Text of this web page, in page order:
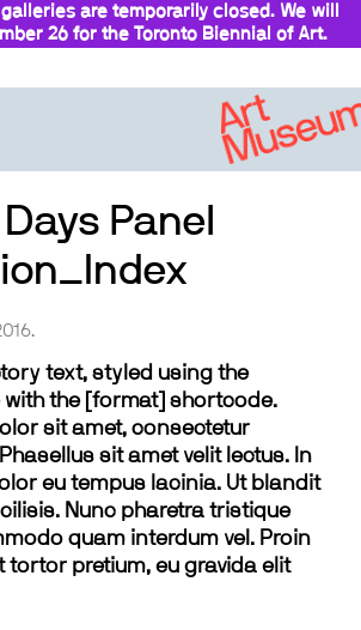
galleries are temporarily closed. We will
26 for the Toronto Biennial of Art.
Panel
text, styled using the
with the [format] shortcode.
sit amet, consectetur
sit amet velit lectus. In
eu tempus lacinia. Ut blandit
Nunc pharetra tristique
quam interdum vel. Proin
tortor pretium, eu gravida elit